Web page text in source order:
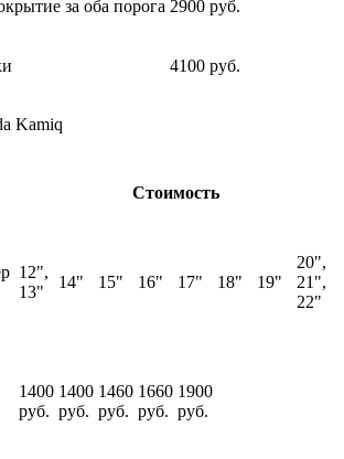
за оба порога 2900 руб.
4100 руб.
Kamiq
Стоимость
12",
13"
14" 15" 16" 17" 18" 19"
20",
21",
22"
1400
руб.
1400
руб.
1460
руб.
1660
руб.
1900
руб.